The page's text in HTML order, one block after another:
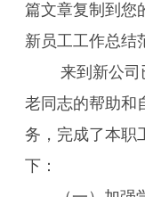
篇文章复制到您
新员工工作总结
来到新公司
老同志的帮助和
务，完成了本职
下：